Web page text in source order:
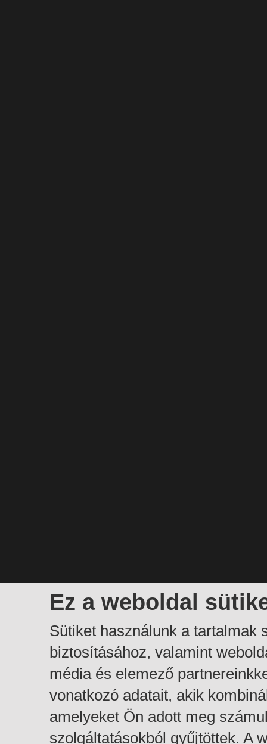
Ez a weboldal
Sütiket használunk a tartalmak
biztosításához, valamint
média és elemező
vonatkozó adatait, akik
amelyeket Ön adott meg
szolgáltatásokból gyűjtöttek. A